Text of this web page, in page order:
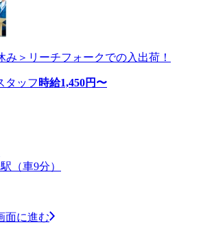
み＞リーチフォークでの入出荷！
タッフ 時給1,450円〜
（車9分）
面に進む